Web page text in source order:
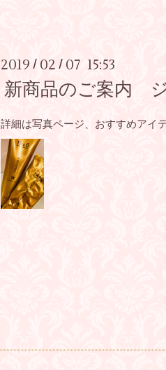
2019 / 02 / 07 15:53
新商品のご案内
詳細は写真ページ、おすすめアイ